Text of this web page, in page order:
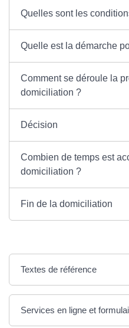
Quelles sont les
Quelle est la démarche
Comment se déroule la
domiciliation ?
Décision
Combien de temps est
domiciliation ?
Fin de la domiciliation
Textes de référence
Services en ligne et